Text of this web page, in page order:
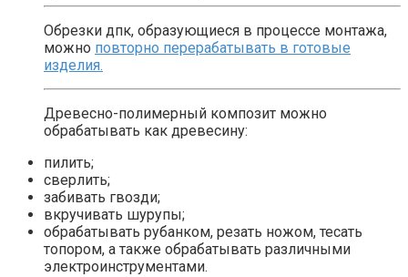
Обрезки дпк, образующиеся в процессе монтажа,
можно повторно перерабатывать в готовые
изделия.
Древесно-полимерный композит можно
обрабатывать как древесину:
пилить;
сверлить;
забивать гвозди;
вкручивать шурупы;
обрабатывать рубанком, резать ножом, тесать
топором, а также обрабатывать различными
электроинструментами.